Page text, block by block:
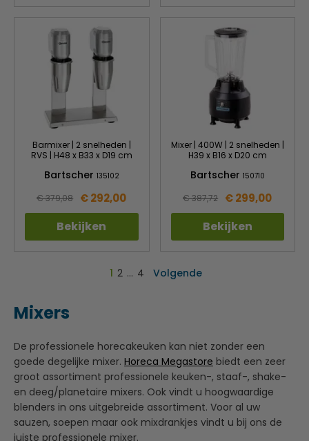
Barmixer | 2 snelheden |
RVS | H48 x B33 x D19 cm
Bartscher 135102
€ 379,08 € 292,00
Bekijken
Mixer | 400W | 2 snelheden |
H39 x B16 x D20 cm
Bartscher 150710
€ 387,72 € 299,00
Bekijken
1 2 … 4 Volgende
Mixers
De professionele horecakeuken kan niet zonder een
goede degelijke mixer. Horeca Megastore biedt een zeer
groot assortiment professionele keuken-, staaf-, shake-
en deeg/planetaire mixers. Ook vindt u hoogwaardige
blenders in ons uitgebreide assortiment. Voor al uw
sauzen, soepen maar ook mixdrankjes vindt u bij ons de
juiste professionele mixer.